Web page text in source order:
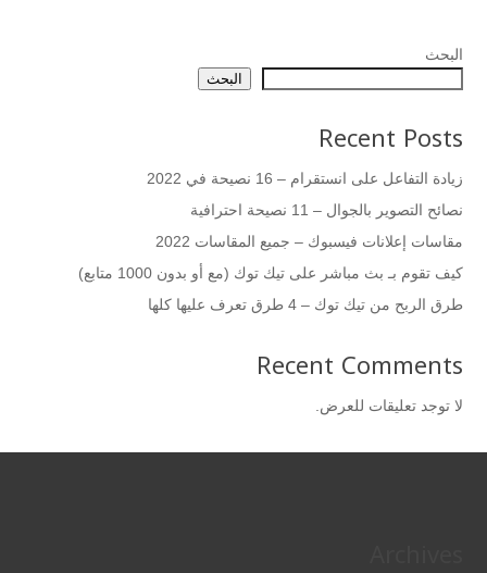
البحث
البحث
Recent Posts
زيادة التفاعل على انستقرام – 16 نصيحة في 2022
نصائح التصوير بالجوال – 11 نصيحة احترافية
مقاسات إعلانات فيسبوك – جميع المقاسات 2022
كيف تقوم بـ بث مباشر على تيك توك (مع أو بدون 1000 متابع)
طرق الربح من تيك توك – 4 طرق تعرف عليها كلها
Recent Comments
لا توجد تعليقات للعرض.